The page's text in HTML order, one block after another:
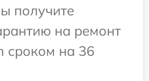
получите
на ремонт
сроком на 36